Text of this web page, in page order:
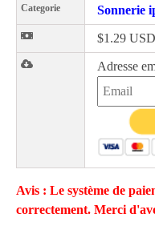
Categorie Sonnerie
$1.29 USD
Adresse
Avis : Le système de
correctement. Merci